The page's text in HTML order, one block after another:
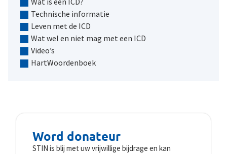
Technische informatie
Leven met de ICD
Wat wel en niet mag met een ICD
Video’s
HartWoordenboek
Word donateur
STIN is blij met uw vrijwillige bijdrage en kan